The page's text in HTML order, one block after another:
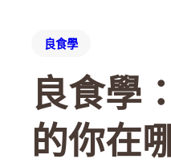
良食學
良食學
的你在